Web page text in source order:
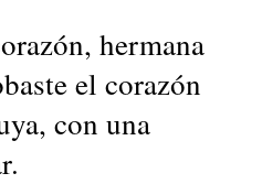
hermana
el corazón
con una